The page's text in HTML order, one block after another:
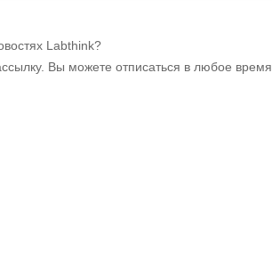
Labthink?
Вы можете отписаться в любое время.